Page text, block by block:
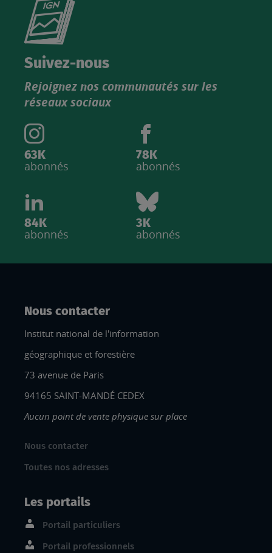
Consultez
catalogue
Suivez-nous
Rejoignez nos communautés sur les
réseaux sociaux
63K
abonnés
78K
abonnés
84K
abonnés
3K
abonnés
Nous contacter
Institut national de l'information
géographique et forestière
73 avenue de Paris
94165 SAINT-MANDÉ CEDEX
Aucun point de vente physique sur place
Nous contacter
Toutes nos adresses
Les portails
Portail particuliers
Portail professionnels